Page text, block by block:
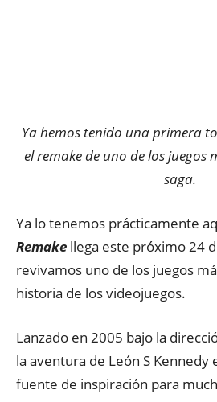
Ya hemos tenido una primera
el remake de uno de los juegos
saga.
Ya lo tenemos prácticamente
Remake llega este próximo 24
revivamos uno de los juegos
historia de los videojuegos.
Lanzado en 2005 bajo la
la aventura de León S Kennedy
fuente de inspiración para